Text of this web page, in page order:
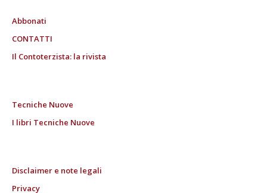
Abbonati
CONTATTI
Il Contoterzista: la rivista
Tecniche Nuove
I libri Tecniche Nuove
Disclaimer e note legali
Privacy